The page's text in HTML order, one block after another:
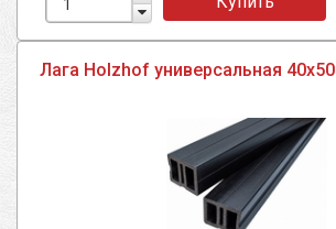
Лага Holzhof универсальная 40х50